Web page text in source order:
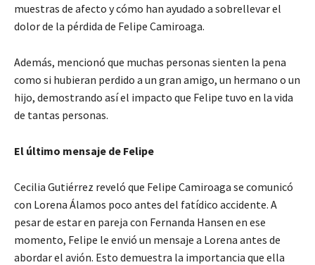
muestras de afecto y cómo han ayudado a sobrellevar el
dolor de la pérdida de Felipe Camiroaga.
Además, mencionó que muchas personas sienten la pena
como si hubieran perdido a un gran amigo, un hermano o un
hijo, demostrando así el impacto que Felipe tuvo en la vida
de tantas personas.
El último mensaje de Felipe
Cecilia Gutiérrez reveló que Felipe Camiroaga se comunicó
con Lorena Álamos poco antes del fatídico accidente. A
pesar de estar en pareja con Fernanda Hansen en ese
momento, Felipe le envió un mensaje a Lorena antes de
abordar el avión. Esto demuestra la importancia que ella